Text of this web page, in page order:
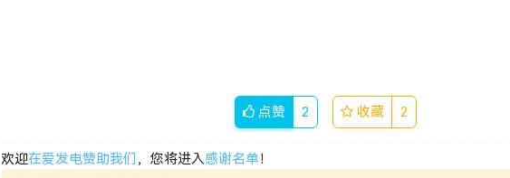
点赞 2 收藏 2
欢迎在爱发电赞助我们 ，您将进入感谢名单！